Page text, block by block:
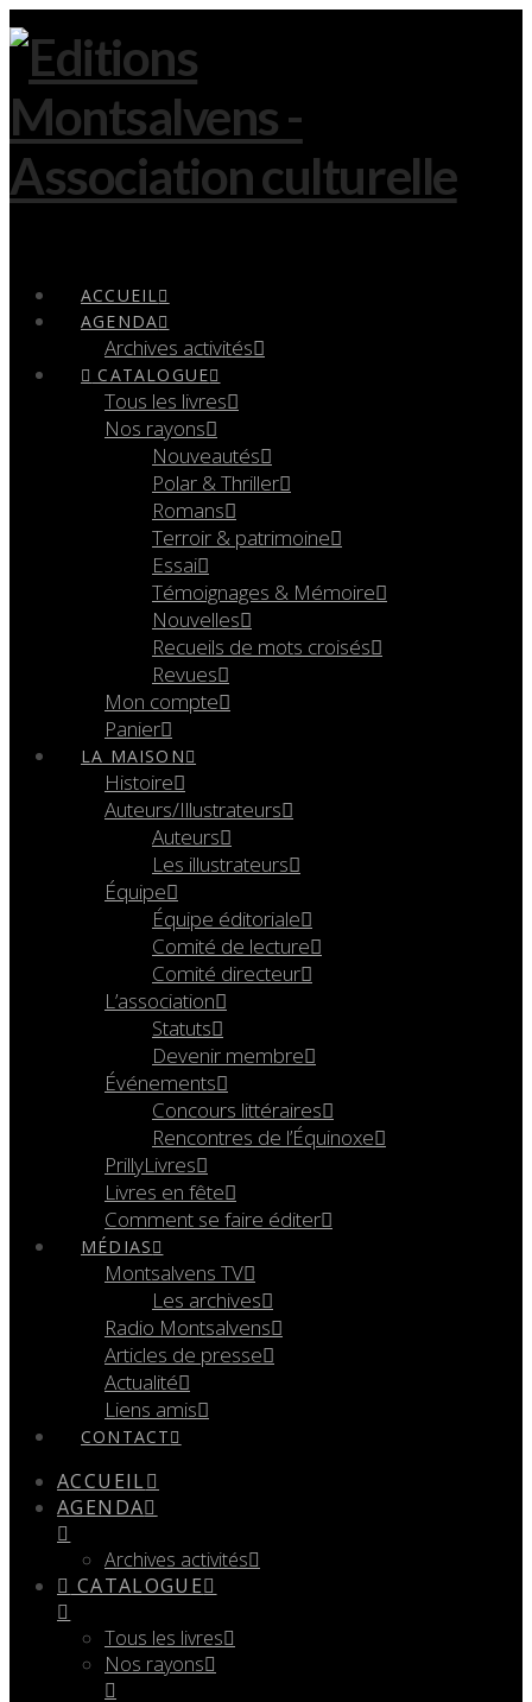
ACCUEIL
AGENDA
Archives activités
CATALOGUE
Tous les livres
Nos rayons
Nouveautés
Polar & Thriller
Romans
Terroir & patrimoine
Essai
Témoignages & Mémoire
Nouvelles
Recueils de mots croisés
Revues
Mon compte
Panier
LA MAISON
Histoire
Auteurs/Illustrateurs
Auteurs
Les illustrateurs
Équipe
Équipe éditoriale
Comité de lecture
Comité directeur
L’association
Statuts
Devenir membre
Événements
Concours littéraires
Rencontres de l’Équinoxe
PrillyLivres
Livres en fête
Comment se faire éditer
MÉDIAS
Montsalvens TV
Les archives
Radio Montsalvens
Articles de presse
Actualité
Liens amis
CONTACT
ACCUEIL
AGENDA
Archives activités
CATALOGUE
Tous les livres
Nos rayons